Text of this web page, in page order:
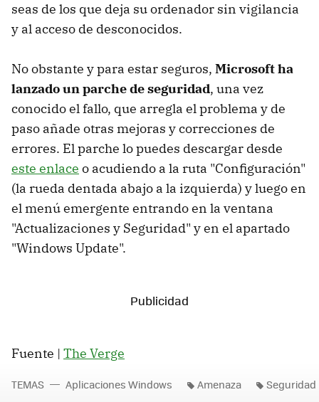
seas de los que deja su ordenador sin vigilancia
y al acceso de desconocidos.
No obstante y para estar seguros, Microsoft ha
lanzado un parche de seguridad, una vez
conocido el fallo, que arregla el problema y de
paso añade otras mejoras y correcciones de
errores. El parche lo puedes descargar desde
este enlace o acudiendo a la ruta "Configuración"
(la rueda dentada abajo a la izquierda) y luego en
el menú emergente entrando en la ventana
"Actualizaciones y Seguridad" y en el apartado
"Windows Update".
Fuente | The Verge
TEMAS Aplicaciones Windows Amenaza Seguridad